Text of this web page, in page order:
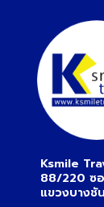
Ksmile
88/220 ซอ
แขวงบางชั